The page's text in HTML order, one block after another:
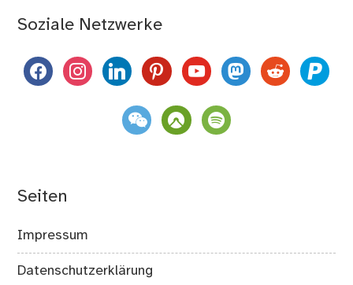
Soziale Netzwerke
facebookinstagramlinkedinpinterestyoutubemastodon
reddit paypal
weixin komootspotify
Seiten
Impressum
Datenschutzerklärung